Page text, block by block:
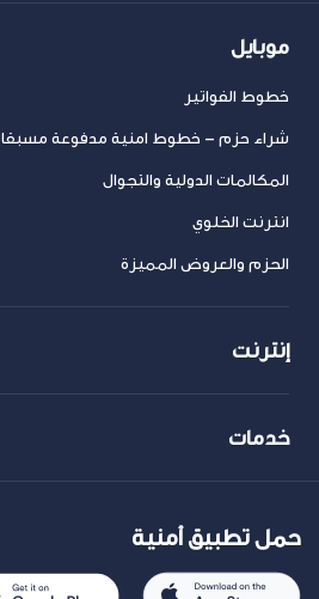
موبايل
خطوط الفواتير
شراء حزم – خطوط امنية مدفوعة مسبقا
المكالمات الدولية والتجوال
انترنت الخلوي
الحزم والعروض المميزة
إنترنت
خدمات
حمل تطبيق أمنية